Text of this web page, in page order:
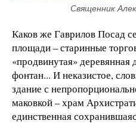
Священник
Каков же Гаврилов Посад
площади – старинные
«продвинутая» деревянная
фонтан... И неказистое,
здание с
маковкой – храм
единственная